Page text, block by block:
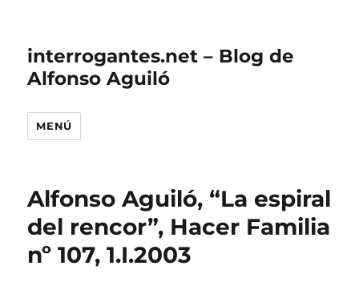
interrogantes.net – Blog de
Alfonso Aguiló
MENÚ
Alfonso Aguiló, “La espiral
del rencor”, Hacer Familia
nº 107, 1.I.2003